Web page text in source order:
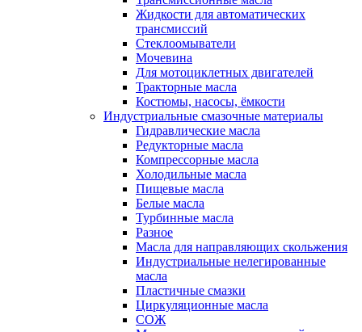
Жидкости для автоматических
трансмиссий
Стеклоомыватели
Мочевина
Для мотоциклетных двигателей
Тракторные масла
Костюмы, насосы, ёмкости
Индустриальные смазочные материалы
Гидравлические масла
Редукторные масла
Компрессорные масла
Холодильные масла
Пищевые масла
Белые масла
Турбинные масла
Разное
Масла для направляющих скольжения
Индустриальные нелегированные
масла
Пластичные смазки
Циркуляционные масла
СОЖ